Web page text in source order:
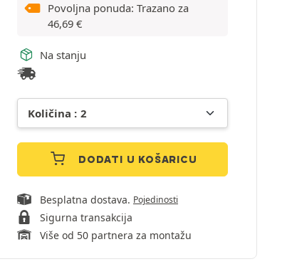
Povoljna ponuda: Trazano za
46,69 €
Na stanju
DODATI U KOŠARICU
Besplatna dostava. Pojedinosti
Sigurna transakcija
Više od 50 partnera za montažu